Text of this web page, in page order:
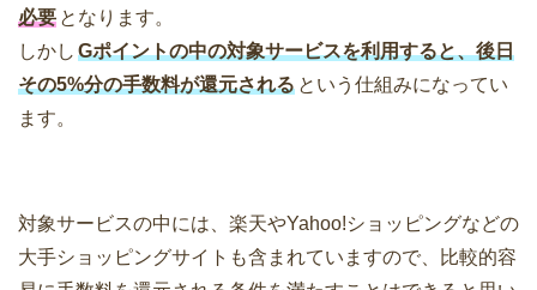
必要 となります。
しかし Gポイントの中の対象サービスを利用すると、後日
その5%分の手数料が還元される という仕組みになってい
ます。
対象サービスの中には、楽天やYahoo!ショッピングなどの
大手ショッピングサイトも含まれていますので、比較的容